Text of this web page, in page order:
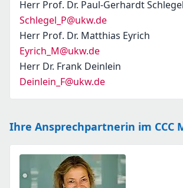
Herr Prof. Dr. Paul-Gerhardt Schlegel
Schlegel_P@ukw.de
Herr Prof. Dr. Matthias Eyrich
Eyrich_M@ukw.de
Herr Dr. Frank Deinlein
Deinlein_F@ukw.de
Ihre Ansprechpartnerin im CCC